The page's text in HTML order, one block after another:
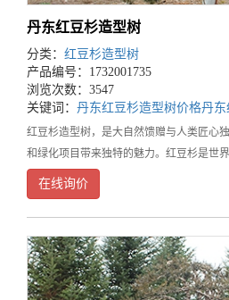
丹东红豆杉造型树
分类： 红豆杉造型树
产品编号：1732001735
浏览次数：3547
关键词： 丹东红豆杉造型树价格丹东
红豆杉造型树，是大自然馈赠与人类匠心
和绿化项目带来独特的魅力。红豆杉是世
经过了第四纪冰川遗留下来的古老孑遗树
强地生存下来，承载着地球历史的记忆。每
在线询价